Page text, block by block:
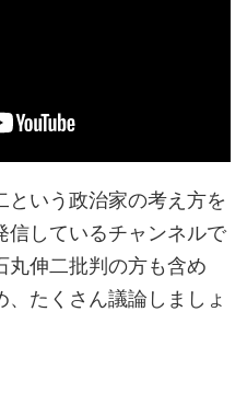
という政治家の考え方を
信しているチャンネルで
丸伸二批判の方も含め
たくさん議論しましょ